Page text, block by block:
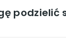
podzielić